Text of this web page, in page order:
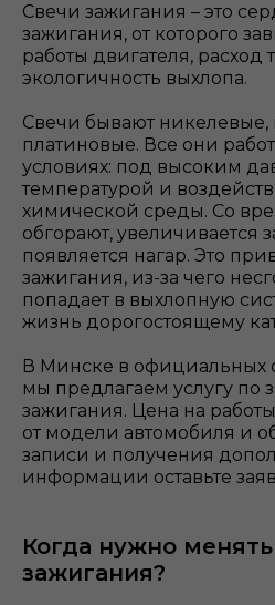
Свечи зажигания – это
зажигания, от которого
работы двигателя, расход
экологичность выхлопа.
Свечи бывают
платиновые. Все они
условиях: под высоким
температурой и
химической среды. Со
обгорают, увеличивается
появляется нагар. Это
зажигания, из-за чего
попадает в выхлопную
жизнь дорогостоящему
В Минске в официальных
мы предлагаем услугу по
зажигания. Цена на
от модели автомобиля и
записи и получения
информации оставьте
Когда нужно
зажигания?